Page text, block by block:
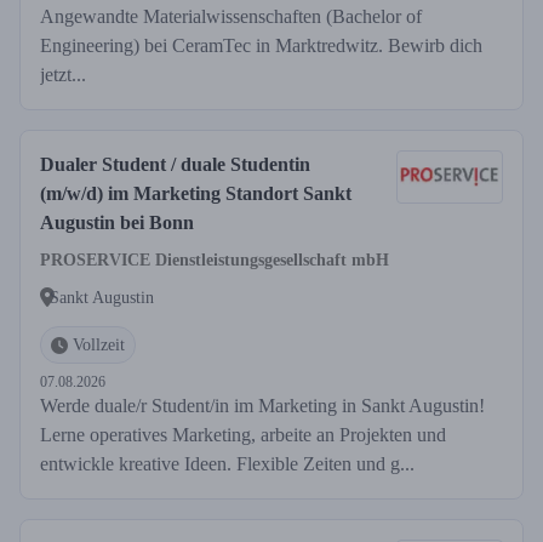
Angewandte Materialwissenschaften (Bachelor of
Engineering) bei CeramTec in Marktredwitz. Bewirb dich
jetzt...
Dualer Student / duale Studentin
(m/w/d) im Marketing Standort Sankt
Augustin bei Bonn
PROSERVICE Dienstleistungsgesellschaft mbH
Sankt Augustin
Vollzeit
07.08.2026
Werde duale/r Student/in im Marketing in Sankt Augustin!
Lerne operatives Marketing, arbeite an Projekten und
entwickle kreative Ideen. Flexible Zeiten und g...